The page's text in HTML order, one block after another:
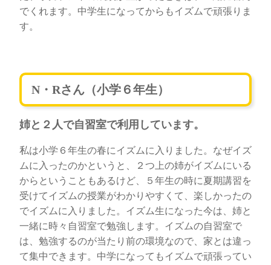
でくれます。中学生になってからもイズムで頑張りま
す。
N・Rさん（小学６年生）
姉と２人で自習室で利用しています。
私は小学６年生の春にイズムに入りました。なぜイズ
ムに入ったのかというと、２つ上の姉がイズムにいる
からということもあるけど、５年生の時に夏期講習を
受けてイズムの授業がわかりやすくて、楽しかったの
でイズムに入りました。イズム生になった今は、姉と
一緒に時々自習室で勉強します。イズムの自習室で
は、勉強するのが当たり前の環境なので、家とは違っ
て集中できます。中学になってもイズムで頑張ってい